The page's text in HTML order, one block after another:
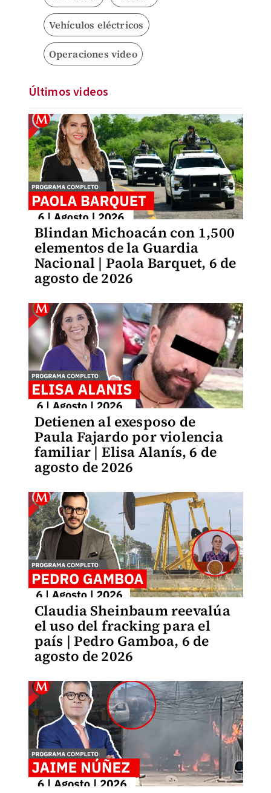
Vehículos eléctricos
Operaciones video
Últimos videos
Blindan Michoacán con 1,500
elementos de la Guardia
Nacional | Paola Barquet, 6 de
agosto de 2026
Detienen al exesposo de
Paula Fajardo por violencia
familiar | Elisa Alanís, 6 de
agosto de 2026
Claudia Sheinbaum reevalúa
el uso del fracking para el
país | Pedro Gamboa, 6 de
agosto de 2026